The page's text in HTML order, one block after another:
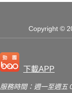
Copyright©
下載APP
服務時間：週一至週五